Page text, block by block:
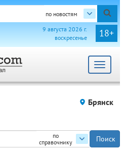
по новостям
18+
9 августа 2026 г.
воскресенье
Toggle
Брянск
по
справочнику